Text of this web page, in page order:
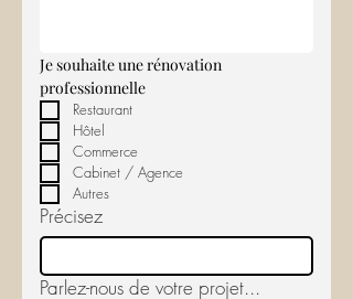
Je souhaite une rénovation
Restaurant
Hôtel
Commerce
Cabinet / Agence
Autres
Précisez
Parlez-nous de votre projet...